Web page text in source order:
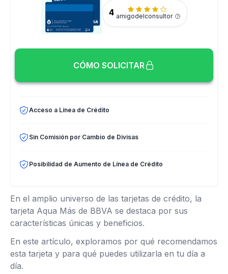
4 amigodelconsultor
CÓMO SOLICITAR
Acceso a Línea de Crédito
Sin Comisión por Cambio de Divisas
Posibilidad de Aumento de Línea de Crédito
En el amplio universo de las tarjetas de crédito, la
tarjeta Aqua Más de BBVA se destaca por sus
características únicas y beneficios.
En este artículo, exploramos por qué recomendamos
esta tarjeta y para qué puedes utilizarla en tu día a
día.